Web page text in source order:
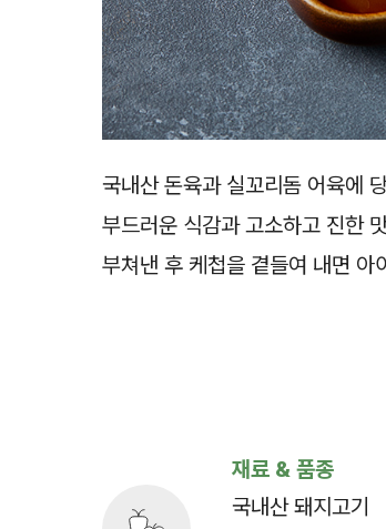
국내산 돈육과 실꼬리돔 어육에
부드러운 식감과 고소하고 진한
부쳐낸 후 케첩을 곁들여 내면 아
재료 & 품종
국내산 돼지고기